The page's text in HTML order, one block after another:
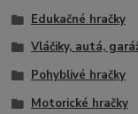
Edukačné hračky
Vláčiky, autá,
Pohyblivé hračky
Motorické hračky